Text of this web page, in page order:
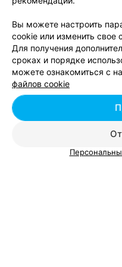
Вы можете настроить
cookie или изменить свое
Для получения
сроках и порядке
можете ознакомиться с
файлов cookie